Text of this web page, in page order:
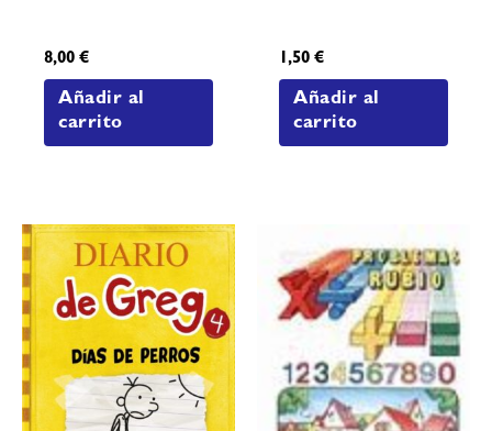
8,00€
Añadir al
carrito
1,50€
Añadir al
carrito